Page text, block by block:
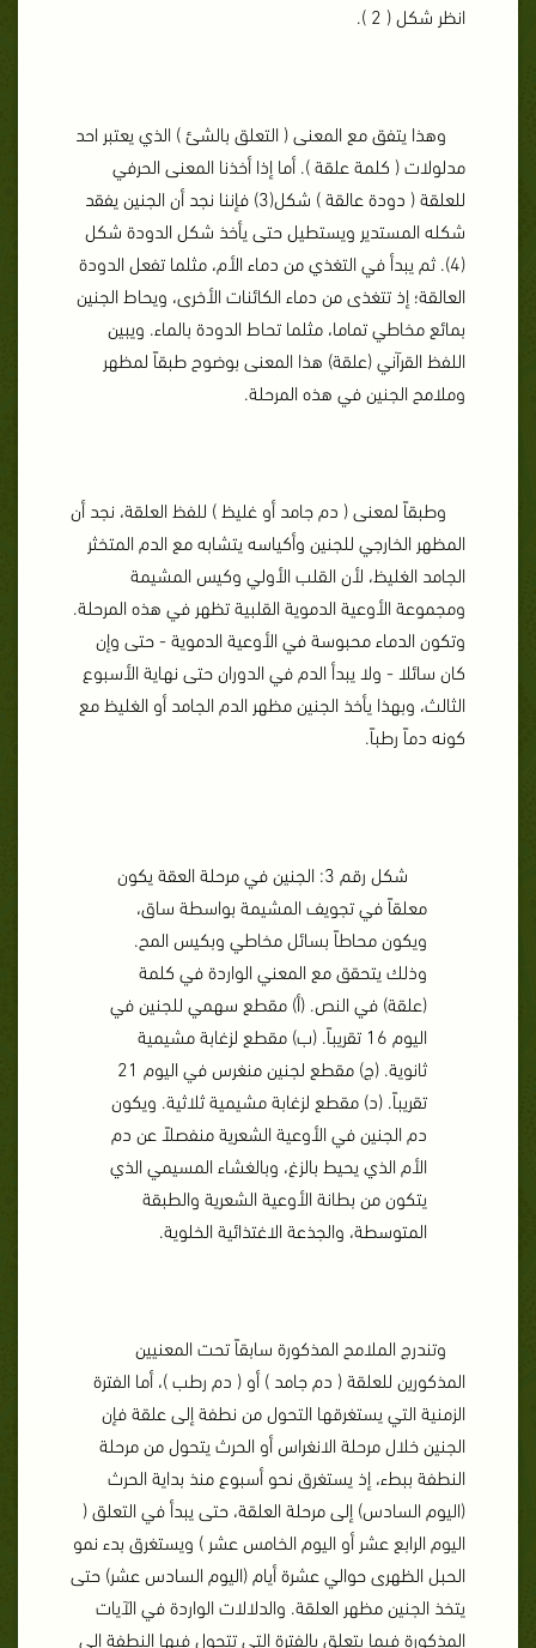
انظر شكل ( 2 ).
وهذا يتفق مع المعنى ( التعلق بالشئ ) الذي يعتبر احد
مدلولات ( كلمة علقة ). أما إذا أخذنا المعنى الحرفي
للعلقة ( دودة عالقة ) شكل(3) فإننا نجد أن الجنين يفقد
شكله المستدير ويستطيل حتى يأخذ شكل الدودة شكل
(4). ثم يبدأ في التغذي من دماء الأم، مثلما تفعل الدودة
العالقة؛ إذ تتغذى من دماء الكائنات الأخرى، ويحاط الجنين
بمائع مخاطي تماما، مثلما تحاط الدودة بالماء. ويبين
اللفظ القرآني (علقة) هذا المعنى بوضوح طبقاً لمظهر
وملامح الجنين في هذه المرحلة.
وطبقاً لمعنى ( دم جامد أو غليظ ) للفظ العلقة، نجد أن
المظهر الخارجي للجنين وأكياسه يتشابه مع الدم المتخثر
الجامد الغليظ، لأن القلب الأولي وكيس المشيمة
ومجموعة الأوعية الدموية القلبية تظهر في هذه المرحلة.
وتكون الدماء محبوسة في الأوعية الدموية - حتى وإن
كان سائلا - ولا يبدأ الدم في الدوران حتى نهاية الأسبوع
الثالث، وبهذا يأخذ الجنين مظهر الدم الجامد أو الغليظ مع
كونه دماً رطباً.
شكل رقم 3: الجنين في مرحلة العقة يكون
معلقاً في تجويف المشيمة بواسطة ساق،
ويكون محاطاً بسائل مخاطي وبكيس المح.
وذلك يتحقق مع المعني الواردة في كلمة
(علقة) في النص. (أ) مقطع سهمي للجنين في
اليوم 16 تقريباً. (ب) مقطع لزغابة مشيمية
ثانوية. (ج) مقطع لجنين منغرس في اليوم 21
تقريباً. (د) مقطع لزغابة مشيمية ثلاثية. ويكون
دم الجنين في الأوعية الشعرية منفصلاً عن دم
الأم الذي يحيط بالزغ، وبالغشاء المسيمي الذي
يتكون من بطانة الأوعية الشعرية والطبقة
المتوسطة، والجذعة الاغتذائية الخلوية.
وتندرج الملامح المذكورة سابقاً تحت المعنيين
المذكورين للعلقة ( دم جامد ) أو ( دم رطب )، أما الفترة
الزمنية التي يستغرقها التحول من نطفة إلى علقة فإن
الجنين خلال مرحلة الانغراس أو الحرث يتحول من مرحلة
النطفة ببطء، إذ يستغرق نحو أسبوع منذ بداية الحرث
(اليوم السادس) إلى مرحلة العلقة، حتى يبدأ في التعلق (
اليوم الرابع عشر أو اليوم الخامس عشر ) ويستغرق بدء نمو
الحبل الظهرى حوالي عشرة أيام (اليوم السادس عشر) حتى
يتخذ الجنين مظهر العلقة. والدلالات الواردة في الآيات
المذكورة فيما يتعلق بالفترة التي تتحول فيها النطفة إلى